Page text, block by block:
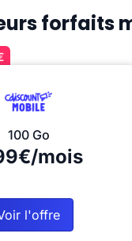
forfaits
100 Go
mois
l'offre